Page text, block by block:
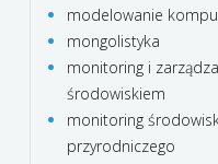
modelowanie
mongolistyka
monitoring i
środowiskiem
monitoring
przyrodniczego